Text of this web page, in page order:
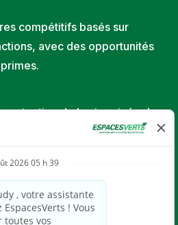
compétitifs basés sur
avec des opportunités
protection de la vie privée des
préalable à l'emploi
des candidats à un emploi